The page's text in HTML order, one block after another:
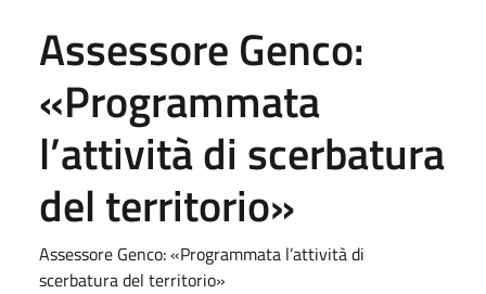
Assessore Genco:
«Programmata
l’attività di scerbatura
del territorio»
Assessore Genco: «Programmata l’attività di
scerbatura del territorio»